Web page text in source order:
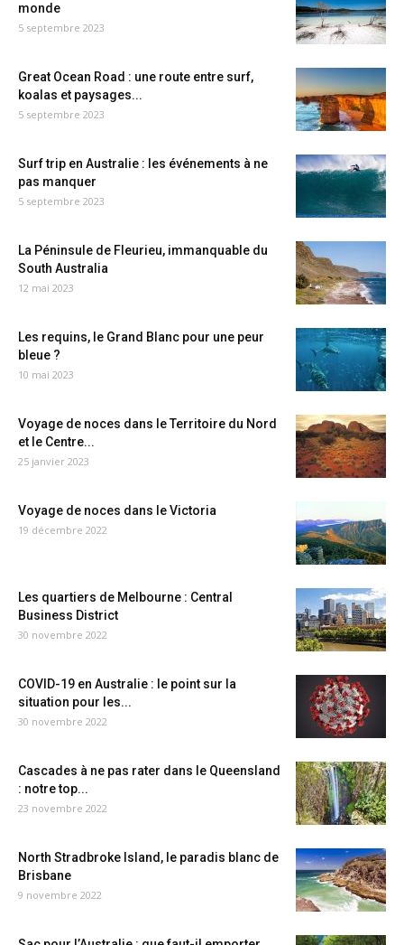
monde
5 septembre 2023
Great Ocean Road : une route entre surf,
koalas et paysages...
5 septembre 2023
Surf trip en Australie : les événements à ne
pas manquer
5 septembre 2023
La Péninsule de Fleurieu, immanquable du
South Australia
12 mai 2023
Les requins, le Grand Blanc pour une peur
bleue ?
10 mai 2023
Voyage de noces dans le Territoire du Nord
et le Centre...
25 janvier 2023
Voyage de noces dans le Victoria
19 décembre 2022
Les quartiers de Melbourne : Central
Business District
30 novembre 2022
COVID-19 en Australie : le point sur la
situation pour les...
30 novembre 2022
Cascades à ne pas rater dans le Queensland
: notre top...
23 novembre 2022
North Stradbroke Island, le paradis blanc de
Brisbane
9 novembre 2022